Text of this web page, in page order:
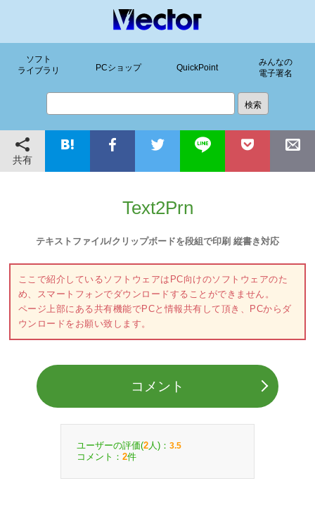
ソフト
ライブラリ
PCショップ QuickPoint
みんなの
電子署名
共有
Text2Prn
テキストファイル/クリップボードを段組で印刷 縦書き対応
ここで紹介しているソフトウェアはPC向けのソフトウェアのた
め、スマートフォンでダウンロードすることができません。
ページ上部にある共有機能でPCと情報共有して頂き、PCからダ
ウンロードをお願い致します。
コメント
ユーザーの評価(2 人)： 3.5
コメント： 2件